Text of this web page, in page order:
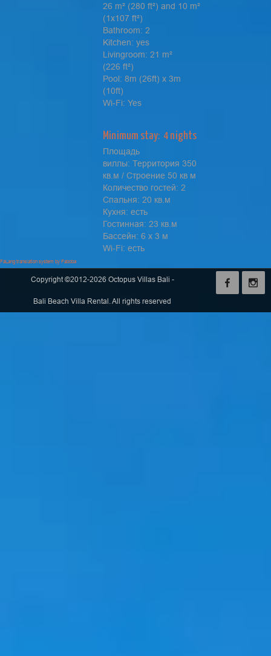
26 m² (280 ft²) and 10 m²
(1x107 ft²)
Bathroom: 2
Kitchen: yes
Livingroom: 21 m²
(226 ft²)
Pool: 8m (26ft) x 3m
(10ft)
Wi-Fi: Yes
Minimum stay: 4 nights
Площадь
виллы: Территория 350
кв.м / Строение 50 кв м
Количество гостей: 2
Cпальня: 20 кв.м
Кухня: есть
Гостинная: 23 кв.м
Бассейн: 6 х 3 м
Wi-Fi: есть
FaLang translation system by Faboba
Copyright ©2012-2026 Octopus Villas Bali -
Bali Beach Villa Rental. All rights reserved